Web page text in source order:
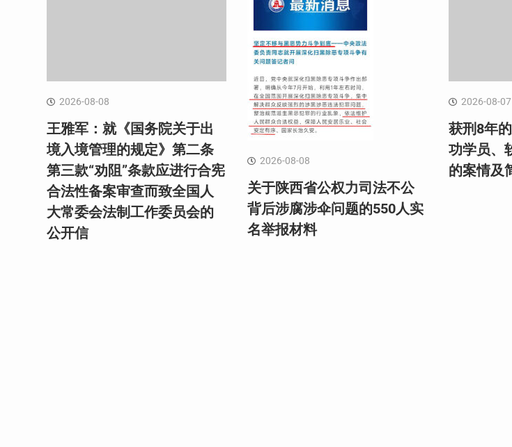
2026-08-08
王雅军：就《国务院关于出
境入境管理的规定》第二条
第三款“劝阻”条款应进行合宪
合法性备案审查而致全国人
大常委会法制工作委员会的
公开信
2026-08-08
关于陕西省公权力司法不公
背后涉腐涉伞问题的550人实
名举报材料
2026-08-07
获刑8年
功学员、
的案情及